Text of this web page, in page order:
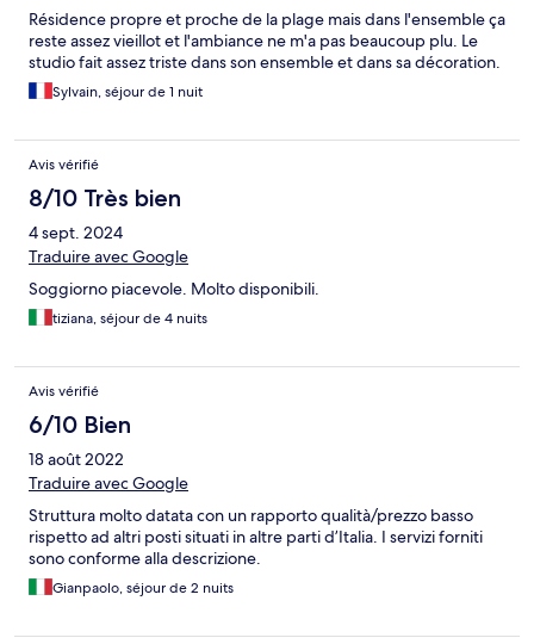
Résidence propre et proche de la plage mais dans l'ensemble ça
reste assez vieillot et l'ambiance ne m'a pas beaucoup plu. Le
studio fait assez triste dans son ensemble et dans sa décoration.
Sylvain, séjour de 1 nuit
Avis vérifié
8/10 Très bien
4 sept. 2024
Traduire avec Google
Soggiorno piacevole. Molto disponibili.
tiziana, séjour de 4 nuits
Avis vérifié
6/10 Bien
18 août 2022
Traduire avec Google
Struttura molto datata con un rapporto qualità/prezzo basso
rispetto ad altri posti situati in altre parti d’Italia. I servizi forniti
sono conforme alla descrizione.
Gianpaolo, séjour de 2 nuits